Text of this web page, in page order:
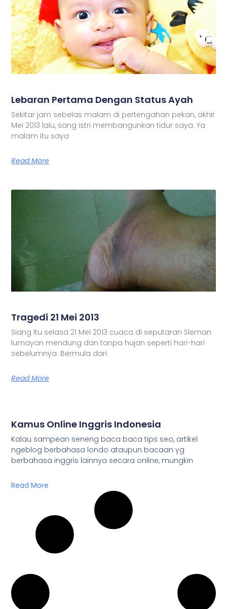
Lebaran Pertama Dengan Status Ayah
Sekitar jam sebelas malam di pertengahan pekan, akhir
Mei 2013 lalu, sang istri membangunkan tidur saya. Ya
malam itu saya
Read More
Tragedi 21 Mei 2013
Siang itu selasa 21 Mei 2013 cuaca di seputaran Sleman
lumayan mendung dan tanpa hujan seperti hari-hari
sebelumnya. Bermula dari
Read More
Kamus Online Inggris Indonesia
Kalau sampean seneng baca baca tips seo, artikel
ngeblog berbahasa londo ataupun bacaan yg
berbahasa inggris lainnya secara online, mungkin
Read More